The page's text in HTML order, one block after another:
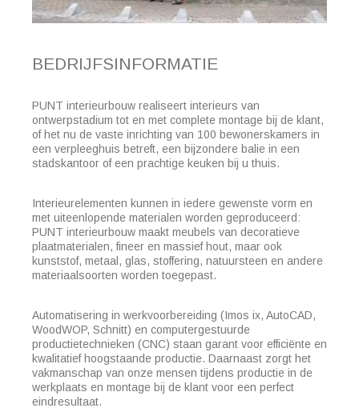
BEDRIJFSINFORMATIE
PUNT interieurbouw realiseert interieurs van
ontwerpstadium tot en met complete montage bij de klant,
of het nu de vaste inrichting van 100 bewonerskamers in
een verpleeghuis betreft, een bijzondere balie in een
stadskantoor of een prachtige keuken bij u thuis.
Interieurelementen kunnen in iedere gewenste vorm en
met uiteenlopende materialen worden geproduceerd:
PUNT interieurbouw maakt meubels van decoratieve
plaatmaterialen, fineer en massief hout, maar ook
kunststof, metaal, glas, stoffering, natuursteen en andere
materiaalsoorten worden toegepast.
Automatisering in werkvoorbereiding (Imos ix, AutoCAD,
WoodWOP, Schnitt) en computergestuurde
productietechnieken (CNC) staan garant voor efficiënte en
kwalitatief hoogstaande productie. Daarnaast zorgt het
vakmanschap van onze mensen tijdens productie in de
werkplaats en montage bij de klant voor een perfect
eindresultaat.